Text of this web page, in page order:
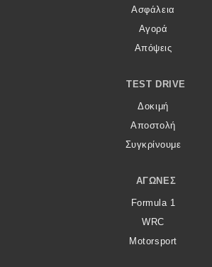
Ασφάλεια
Αγορά
Απόψεις
TEST DRIVE
Δοκιμή
Αποστολή
Συγκρίνουμε
ΑΓΏΝΕΣ
Formula 1
WRC
Motorsport